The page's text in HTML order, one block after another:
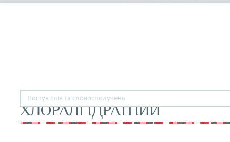
ХЛОРАЛГІДРАТНИЙ